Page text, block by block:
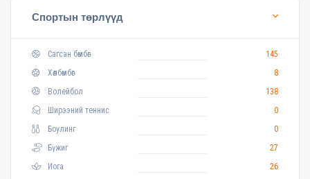
Спортын төрлүүд
Сагсан бөмбөг
145
Хөлбөмбөг
8
Волейбол
138
Ширээний теннис
0
Боулинг
0
Бүжиг
27
Иога
26